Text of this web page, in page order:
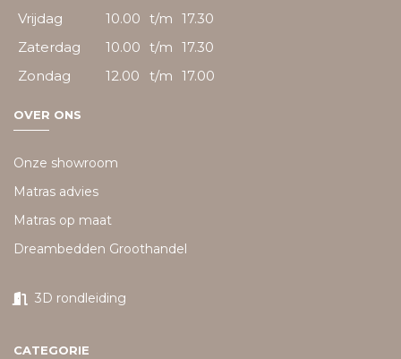
Vrijdag
10.00 t/m 17.30
Zaterdag
10.00 t/m 17.30
Zondag
12.00 t/m 17.00
OVER ONS
Onze showroom
Matras advies
Matras op maat
Dreambedden Groothandel
3D rondleiding
CATEGORIE